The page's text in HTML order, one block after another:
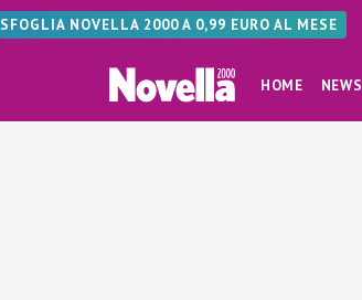
SFOGLIA NOVELLA 2000 A 0,99 EURO AL MESE
HOME NEWS